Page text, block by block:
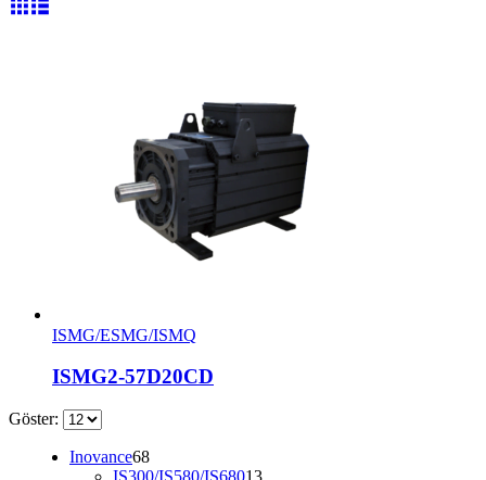
ISMG/ESMG/ISMQ
ISMG2-57D20CD
Göster:
Inovance6868
ürün
13